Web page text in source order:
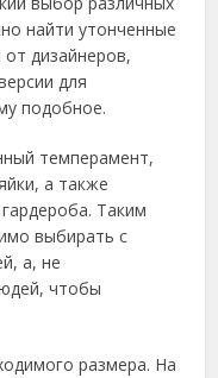
найти утонченные
дизайнеров,
для
подобное.
темперамент,
а также
Таким
выбирать с
а, не
чтобы
размера. На